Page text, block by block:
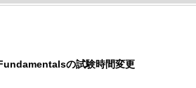
の試験時間変更